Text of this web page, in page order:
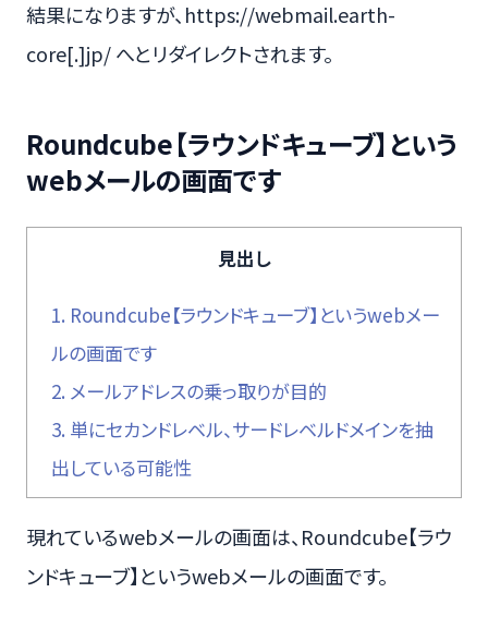
結果になりますが、https://webmail.earth-
core[.]jp/ へとリダイレクトされます。
Roundcube【ラウンドキューブ】という
webメールの画面です
見出し
1. Roundcube【ラウンドキューブ】というwebメー
ルの画面です
2. メールアドレスの乗っ取りが目的
3. 単にセカンドレベル、サードレベルドメインを抽
出している可能性
現れているwebメールの画面は、Roundcube【ラウ
ンドキューブ】というwebメールの画面です。